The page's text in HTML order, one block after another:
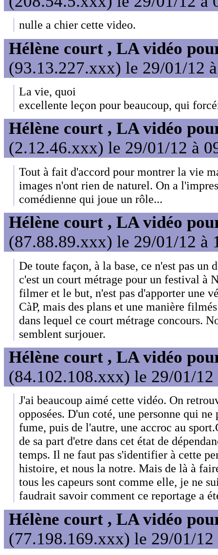
nulle a chier cette video.
Hélène court , LA vidéo
(93.13.227.xxx) le 29/01/12
La vie, quoi
excellente leçon pour beaucoup, qui
Hélène court , LA vidéo
(2.12.46.xxx) le 29/01/12 à
Tout à fait d'accord pour montrer la vie
images n'ont rien de naturel. On a
comédienne qui joue un rôle...
Hélène court , LA vidéo
(87.88.89.xxx) le 29/01/12 à
De toute façon, à la base, ce n'est pas un
c'est un court métrage pour un festival à
filmer et le but, n'est pas d'apporter une
CàP, mais des plans et une manière
dans lequel ce court métrage concours.
semblent surjouer.
Hélène court , LA vidéo
(84.102.108.xxx) le 29/01/12
J'ai beaucoup aimé cette vidéo. On
opposées. D'un coté, une personne qui
fume, puis de l'autre, une accroc au
de sa part d'etre dans cet état de
temps. Il ne faut pas s'identifier à cette
histoire, et nous la notre. Mais de là à
tous les capeurs sont comme elle, je ne
faudrait savoir comment ce reportage a
Hélène court , LA vidéo
(77.198.169.xxx) le 29/01/12